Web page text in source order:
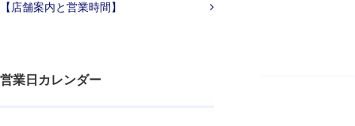
【店舗案内と営業時間】
営業日カレンダー